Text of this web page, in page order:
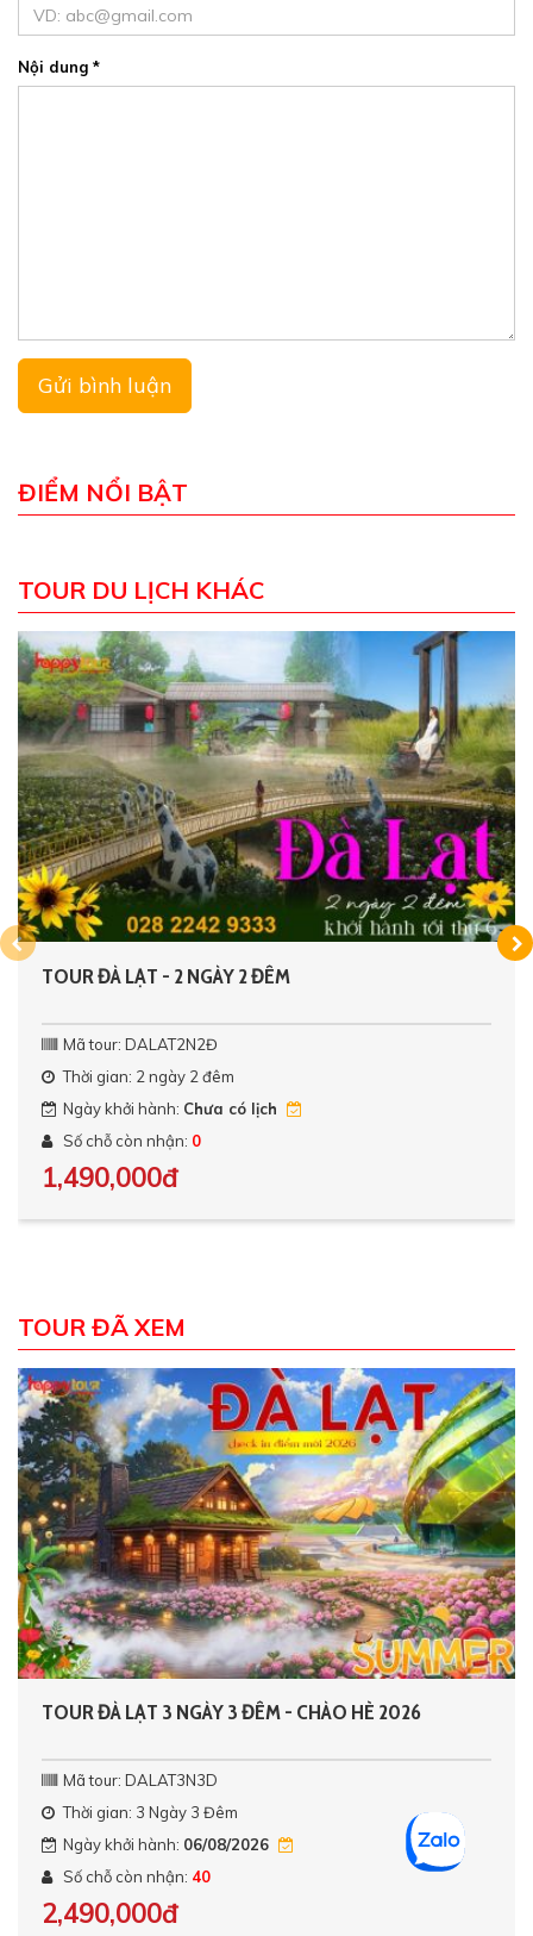
Nội dung *
ĐIỂM NỔI BẬT
TOUR DU LỊCH KHÁC
TOUR ĐÀ LẠT - 2 NGÀY 2 ĐÊM
Mã tour: DALAT2N2Đ
Thời gian: 2 ngày 2 đêm
Ngày khởi hành: Chưa có lịch
Số chỗ còn nhận: 0
1,490,000đ
TOUR ĐÃ XEM
TOUR ĐÀ LẠT 3 NGÀY 3 ĐÊM - CHÀO HÈ 2026
Mã tour: DALAT3N3D
Thời gian: 3 Ngày 3 Đêm
Ngày khởi hành: 06/08/2026
Số chỗ còn nhận: 40
2,490,000đ